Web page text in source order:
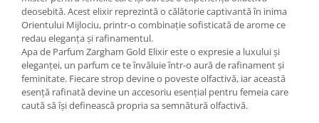
Montage Brands
Nusuk
Rave
Riiffs
Vurv
Wadi al Khaleej
deosebită. Acest elixir reprezintă o călătorie captivantă în inima
Orientului Mijlociu, printr-o combinație sofisticată de arome ce
redau eleganța și rafinamentul.
Apa de Parfum Zargham Gold Elixir este o expresie a luxului și
eleganței, un parfum ce te învăluie într-o aură de rafinament și
feminitate. Fiecare strop devine o poveste olfactivă, iar această
esență rafinată devine un accesoriu esențial pentru femeia care
caută să își definească propria sa semnătură olfactivă.